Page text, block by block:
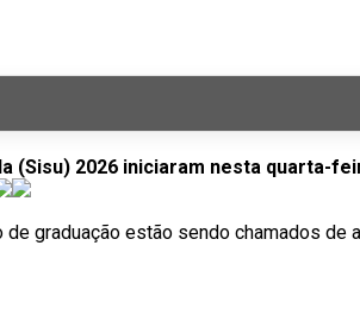
2026 iniciaram nesta quarta-
graduação estão sendo chamados